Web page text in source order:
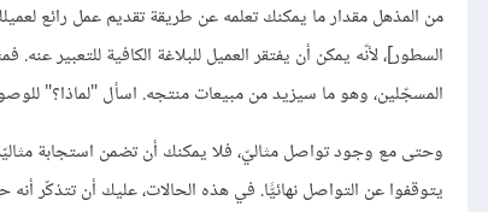
من المذهل مقدار ما يمكنك تعلمه عن طريقة تقديم عمل رائع
المسجّلين، وهو ما سيزيد من مبيعات منتجه. اسأل "لماذا؟"
وحتى مع وجود تواصل مثاليّ، فلا يمكنك أن تضمن استجابة
يتوقفوا عن التواصل نهائيًّا. في هذه الحالات، عليك أن تتذكّر